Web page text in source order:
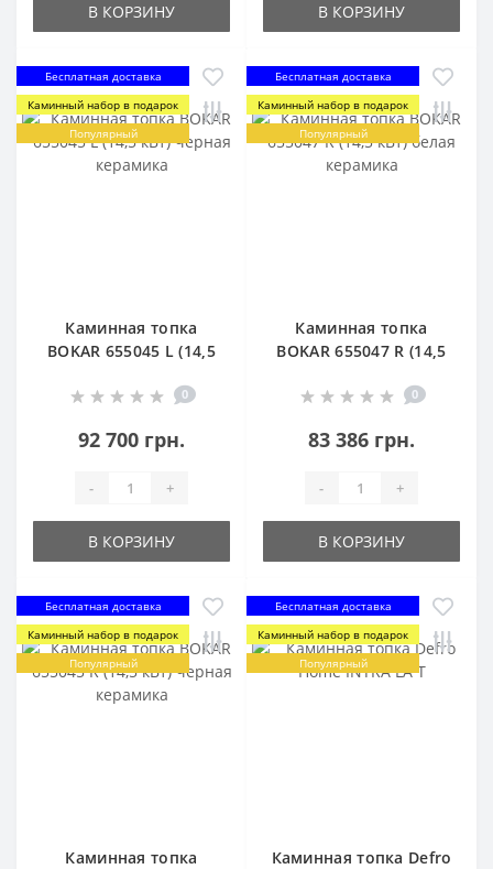
В КОРЗИНУ В КОРЗИНУ
Бесплатная доставка
Каминный набор в подарок
Популярный
Каминная топка
BOKAR 655045 L (14,5
0
92 700 грн.
- +
В КОРЗИНУ
Бесплатная доставка
Каминный набор в подарок
Популярный
Каминная топка
BOKAR 655047 R (14,5
0
83 386 грн.
- +
В КОРЗИНУ
Бесплатная доставка
Каминный набор в подарок
Популярный
Каминная топка
Бесплатная доставка
Каминный набор в подарок
Популярный
Каминная топка Defro